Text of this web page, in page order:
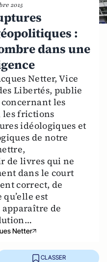
2015
:
dans une
Netter, Vice
Libertés, publie
les
les frictions
idéologiques et
de notre
de livres qui ne
dans le court
correct, de
est
de
Netter
CLASSER